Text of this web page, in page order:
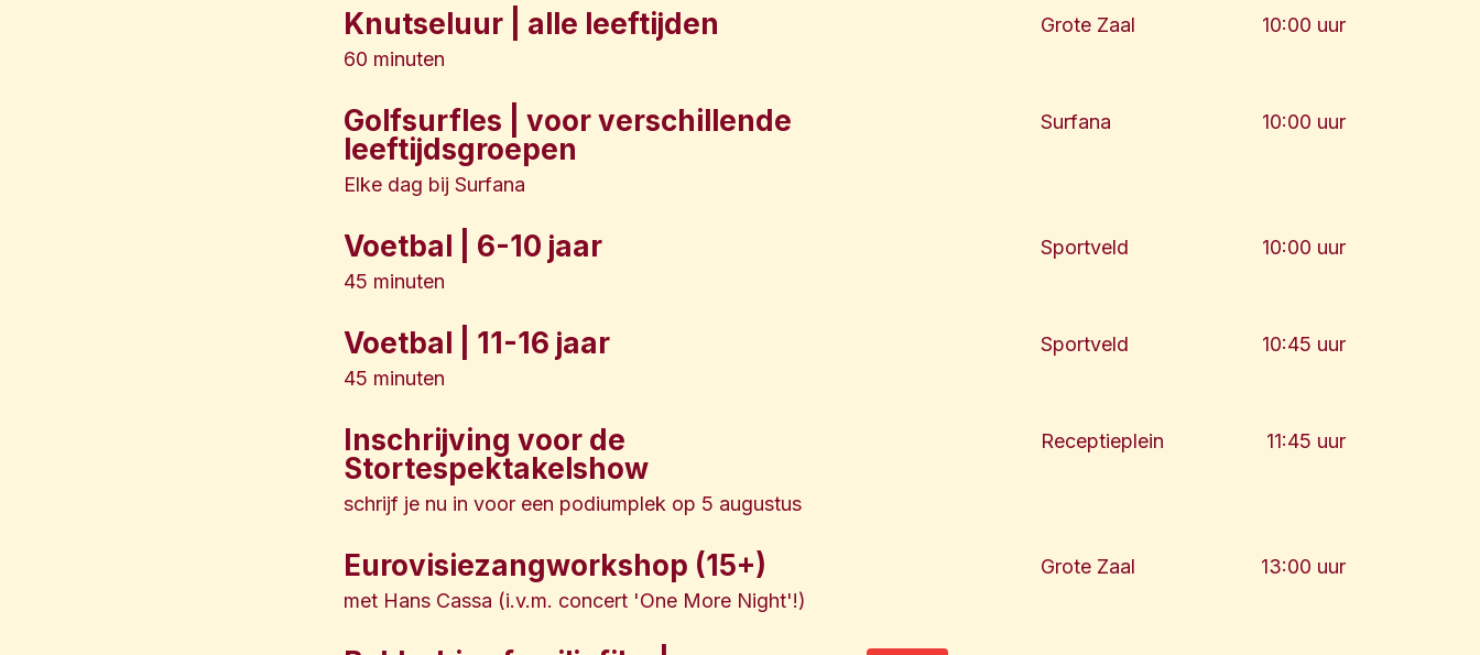
Knutseluur | alle leeftijden
60 minuten
Grote Zaal 10:00 uur
Golfsurfles | voor verschillende
leeftijdsgroepen
Elke dag bij Surfana
Surfana 10:00 uur
Voetbal | 6-10 jaar
45 minuten
Sportveld 10:00 uur
Voetbal | 11-16 jaar
45 minuten
Sportveld 10:45 uur
Inschrijving voor de
Stortespektakelshow
schrijf je nu in voor een podiumplek op 5 augustus
Receptieplein 11:45 uur
Eurovisiezangworkshop (15+)
met Hans Cassa (i.v.m. concert 'One More Night'!)
Grote Zaal 13:00 uur